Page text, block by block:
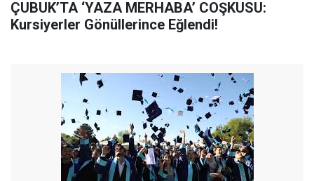
ÇUBUK’TA ‘YAZA MERHABA’ COŞKUSU:
Kursiyerler Gönüllerince Eğlendi!